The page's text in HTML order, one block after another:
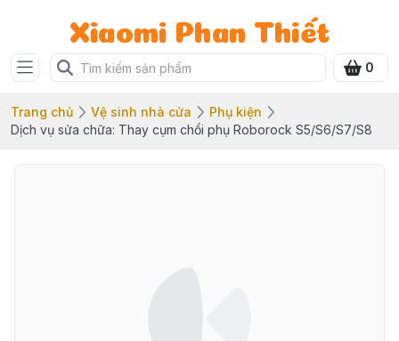
Xiaomi Phan Thiết
0
Trang chủ Vệ sinh nhà cửa
Phụ kiện
Dịch vụ sửa chữa: Thay cụm chổi phụ Roborock S5/S6/S7/S8